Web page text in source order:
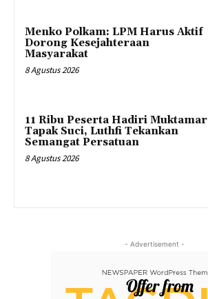
Menko Polkam: LPM Harus Aktif
Dorong Kesejahteraan
Masyarakat
8 Agustus 2026
11 Ribu Peserta Hadiri Muktamar
Tapak Suci, Luthfi Tekankan
Semangat Persatuan
8 Agustus 2026
- Advertisement -